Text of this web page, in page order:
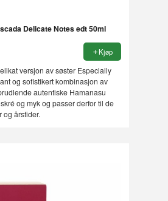
Delicate Notes edt 50ml
Kjøp
versjon av søster Especially
og sofistikert kombinasjon av
autentiske Hamanasu
og myk og passer derfor til de
og årstider.